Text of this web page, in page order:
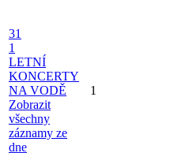
31
1
LETNÍ
KONCERTY
NA VODĚ
Zobrazit
všechny
záznamy ze
dne
1